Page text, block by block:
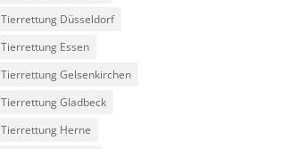
Tierrettung Düsseldorf
Tierrettung Essen
Tierrettung Gelsenkirchen
Tierrettung Gladbeck
Tierrettung Herne